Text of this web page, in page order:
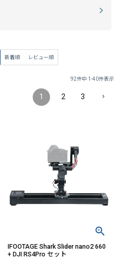
新着順 レビュー順
92件中 1 -40件表示
1 2 3
IFOOTAGE Shark Slider nano2 660
+ DJI RS4Pro セット